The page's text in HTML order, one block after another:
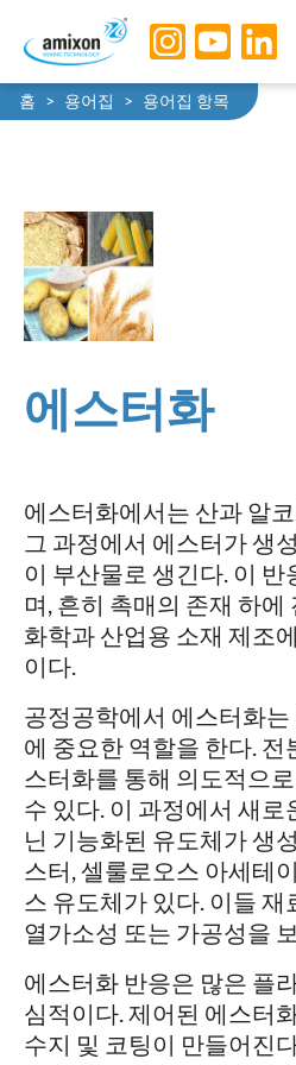
Skip to main navigation
Skip to main content
Skip to page footer
You are here:
홈 용어집 용어집 항목
에스터화
에스터화에서는 산과 알
그 과정에서 에스터가 생
이 부산물로 생긴다. 이
며, 흔히 촉매의 존재 하에
화학과 산업용 소재 제조
이다.
공정공학에서 에스터화는
에 중요한 역할을 한다.
스터화를 통해 의도적으
수 있다. 이 과정에서 새로
닌 기능화된 유도체가 생
스터, 셀룰로오스 아세테
스 유도체가 있다. 이들
열가소성 또는 가공성을
에스터화 반응은 많은 플
심적이다. 제어된 에스터
수지 및 코팅이 만들어진